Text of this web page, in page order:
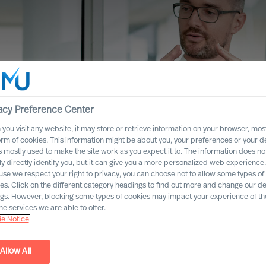
Methoden
Preference Center
you visit any website, it may store or retrieve information on your browser,
of cookies. This information might be about you, your preferences or your
mostly used to make the site work as you expect it to. The information does
directly identify you, but it can give you a more personalized web experience.
we respect your right to privacy, you can choose not to allow some types of
Click on the different category headings to find out more and change our
However, blocking some types of cookies may impact your experience of
services we are able to offer.
Notice
Allow All